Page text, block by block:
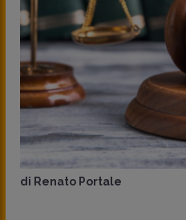
di Renato Portale